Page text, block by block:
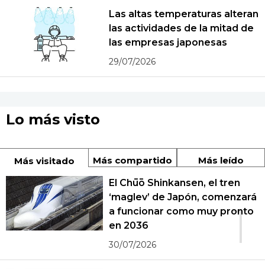
Las altas temperaturas alteran
las actividades de la mitad de
las empresas japonesas
29/07/2026
Lo más visto
Más visitado Más compartido Más leído
1
El Chūō Shinkansen, el tren
‘maglev’ de Japón, comenzará
a funcionar como muy pronto
en 2036
30/07/2026